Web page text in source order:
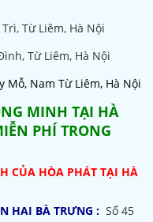
Từ Liêm, Hà Nội
Từ Liêm, Hà Nội
Mỗ, Nam Từ Liêm, Hà Nội
MINH TẠI HÀ
PHÍ TRONG
CỦA HÒA PHÁT TẠI HÀ
HAI BÀ TRƯNG : Số 45